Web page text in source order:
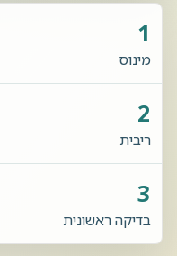
1
מינוס
2
ריבית
3
בדיקה ראשונית